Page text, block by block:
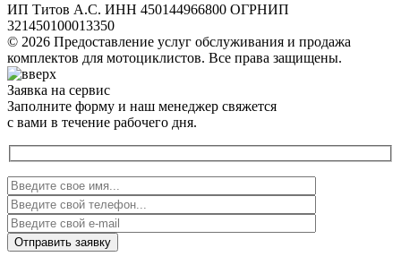
ИП Титов А.С. ИНН 450144966800 ОГРНИП
321450100013350
© 2026 Предоставление услуг обслуживания и продажа
комплектов для мотоциклистов. Все права защищены.
Заявка на сервис
Заполните форму и наш менеджер свяжется
с вами в течение рабочего дня.